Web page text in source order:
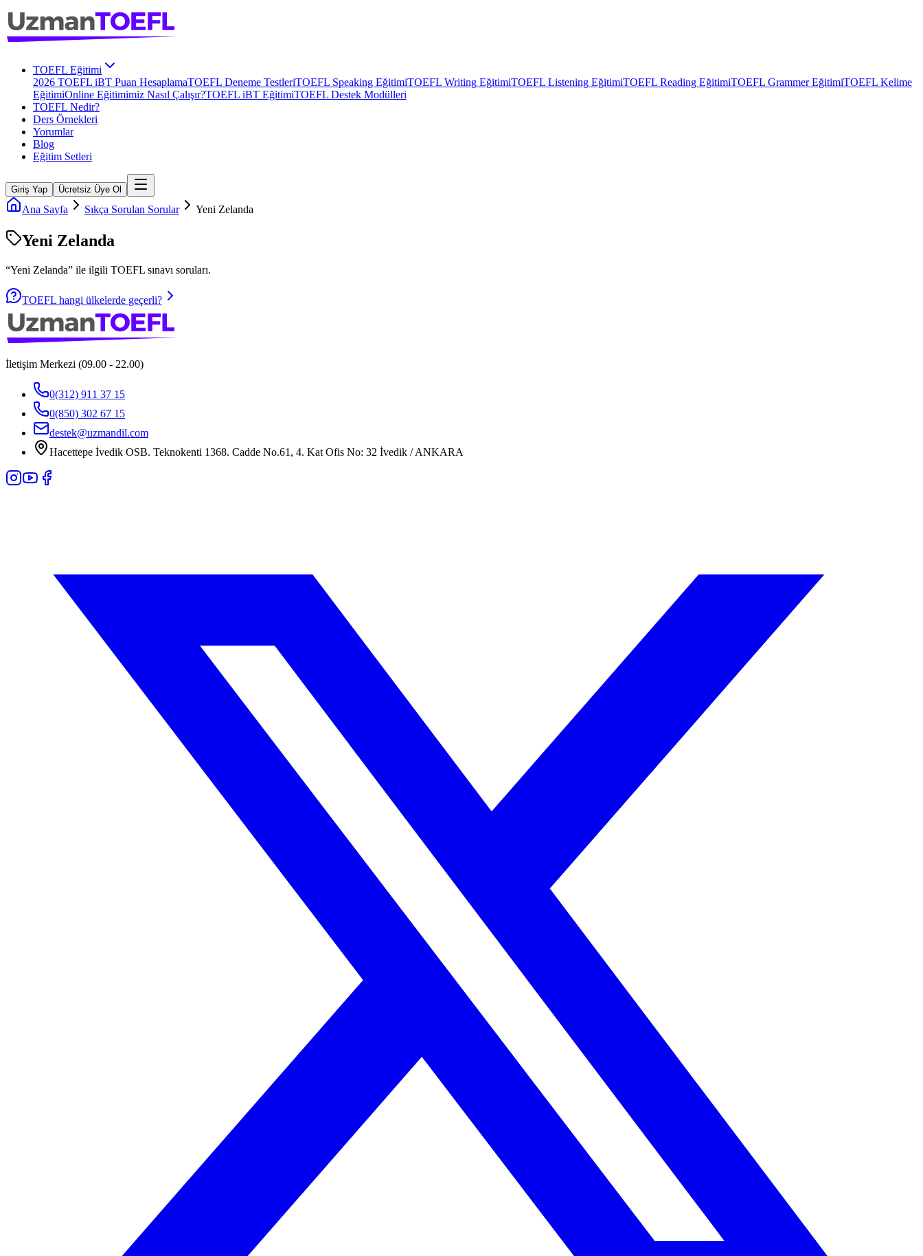
TOEFL Eğitimi
2026 TOEFL iBT Puan HesaplamaTOEFL Deneme TestleriTOEFL Speaking EğitimiTOEFL Writing EğitimiTOEFL Listening EğitimiTOEFL Reading EğitimiTOEFL Grammer EğitimiTOEFL Kelime
EğitimiOnline Eğitimimiz Nasıl Çalışır?TOEFL iBT EğitimiTOEFL Destek Modülleri
TOEFL Nedir?
Ders Örnekleri
Yorumlar
Blog
Eğitim Setleri
Giriş Yap Ücretsiz Üye Ol
Ana Sayfa Sıkça Sorulan Sorular Yeni Zelanda
Yeni Zelanda
“Yeni Zelanda” ile ilgili TOEFL sınavı soruları.
TOEFL hangi ülkelerde geçerli?
İletişim Merkezi (09.00 - 22.00)
0(312) 911 37 15
0(850) 302 67 15
destek@uzmandil.com
Hacettepe İvedik OSB. Teknokenti 1368. Cadde No.61, 4. Kat Ofis No: 32 İvedik / ANKARA